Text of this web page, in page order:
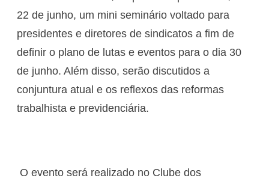
22 de junho, um mini seminário voltado para
presidentes e diretores de sindicatos a fim de
definir o plano de lutas e eventos para o dia 30
de junho. Além disso, serão discutidos a
conjuntura atual e os reflexos das reformas
trabalhista e previdenciária.
O evento será realizado no Clube dos